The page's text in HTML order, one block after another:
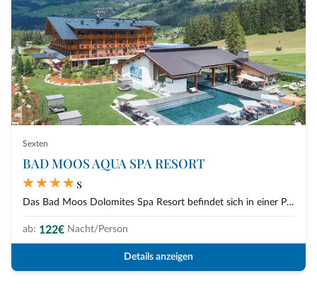
Sexten
BAD MOOS AQUA SPA RESORT
s
Das Bad Moos Dolomites Spa Resort befindet sich in einer Panoramalage in Se...
ab: 122€ Nacht/Person
Details anzeigen